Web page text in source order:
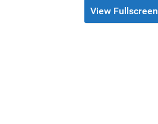
View Fullscreen